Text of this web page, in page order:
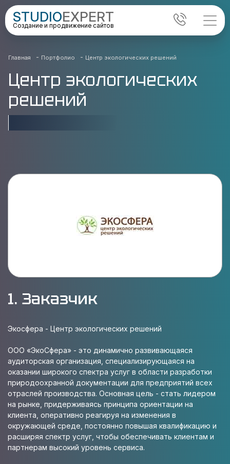
STUDIOEXPERT
Создание и продвижение сайтов
Главная - Портфолио - Центр экологических решений
Центр экологических
решений
1. Заказчик
Экосфера - Центр экологических решений
ООО «ЭкоСфера» - это динамично развивающаяся
аудиторская организация, специализирующаяся на
оказании широкого спектра услуг в области разработки
природоохранной документации для предприятий всех
отраслей производства. Основная цель - стать лидером
на рынке, придерживаясь принципа ориентации на
клиента, оперативно реагируя на изменения в
окружающей среде, постоянно повышая квалификацию и
расширяя спектр услуг, чтобы обеспечивать клиентам и
партнерам высокий уровень сервиса.